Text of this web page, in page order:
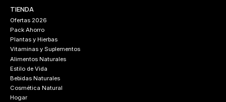
TIENDA
Ofertas 2026
Pack Ahorro
Plantas y Hierbas
Vitaminas y Suplementos
Alimentos Naturales
Estilo de Vida
Bebidas Naturales
Cosmética Natural
Hogar